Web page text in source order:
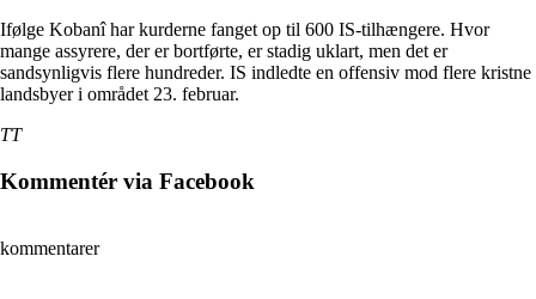
Ifølge Kobanî har kurderne fanget op til 600 IS-tilhængere. Hvor
mange assyrere, der er bortførte, er stadig uklart, men det er
sandsynligvis flere hundreder. IS indledte en offensiv mod flere kristne
landsbyer i området 23. februar.
TT
Kommentér via Facebook
kommentarer